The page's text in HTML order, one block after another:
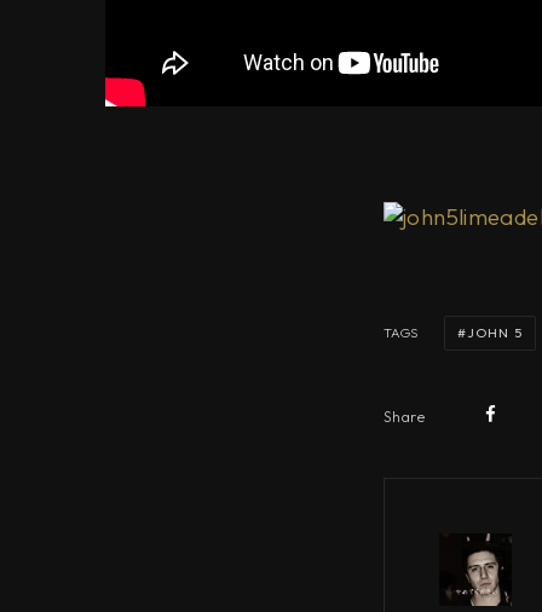
TAGS JOHN 5
Share